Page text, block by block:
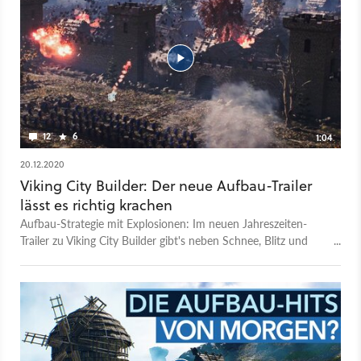
12 6
1:04
20.12.2020
Viking City Builder: Der neue Aufbau-Trailer
lässt es richtig krachen
Aufbau-Strategie mit Explosionen: Im neuen Jahreszeiten-
Trailer zu Viking City Builder gibt's neben Schnee, Blitz und
präsentiert nebenbei den Wandel von Frühling zu Sommer,
Herbst und Winter - bei Letzterem liegt im nordischen
Szenario von Viking City Builder hoher Schnee, durch den eure
Untertanen stapfen müssen. Viking City Builder hat noch